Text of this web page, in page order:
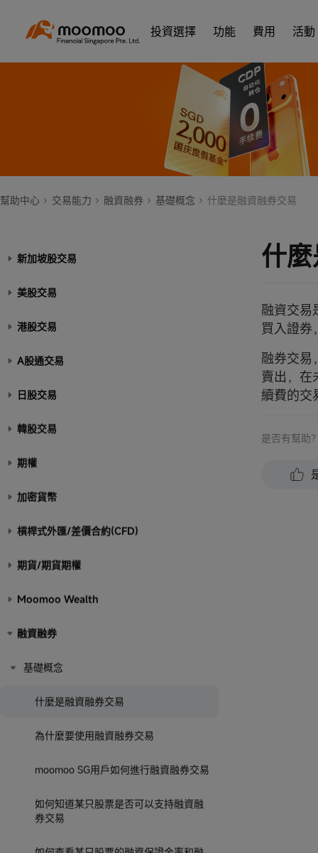
投資選擇 功能 費用 活動
幫助中心 交易能力 融資融券 基礎概念 什麼是融資融券交易
新加坡股交易
美股交易
港股交易
A股通交易
日股交易
韓股交易
期權
加密貨幣
槓桿式外匯/差價合約(CFD)
期貨/期貨期權
Moomoo Wealth
融資融券
基礎概念
什麼是融資融券交易
為什麼要使用融資融券交易
moomoo SG用戶如何進行融資融券交易
如何知道某只股票是否可以支持融資融
券交易
什
融資交易
買入證券
融券交易
賣出，在
續費的交
是否有幫助